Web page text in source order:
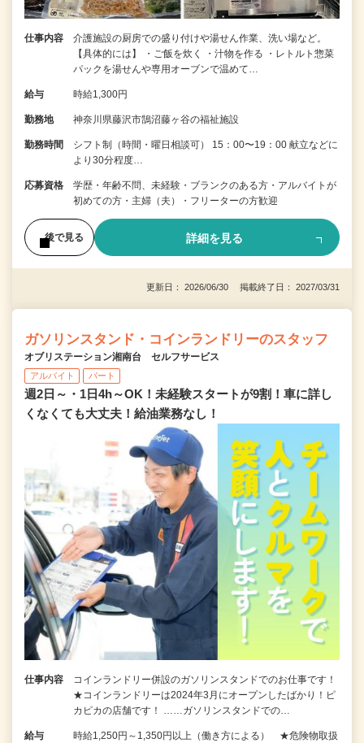
仕事内容
介護施設の厨房での盛り付けや湯せん作業、洗い場など。
【具体的には】 ・ご飯を炊く ・汁物を作る ・レトルト惣菜
パックを湯せんや専用オーブンで温めて…
給与 時給1,300円
勤務地 神奈川県藤沢市鵠沼藤ヶ谷の福祉施設
勤務時間
シフト制（時間・曜日相談可） 15：00〜19：00 献立などに
より30分程度…
応募資格
学歴・年齢不問、未経験・ブランクのある方・アルバイトが
初めての方・主婦（夫）・フリーターの方歓迎
後で見る 詳細を見る
更新日： 2026/06/30 掲載終了日： 2027/03/31
ガソリンスタンド・コインランドリーのスタッフ
オブリステーション湘南台 セルフサービス
アルバイト パート
週2日～・1日4h～OK！未経験スタートが9割！車に詳し
くなくても大丈夫！給油業務なし！
仕事内容
コインランドリー併設のガソリンスタンドでのお仕事です！
★コインランドリーは2024年3月にオープンしたばかり！ピ
カピカの店舗です！ ……ガソリンスタンドでの…
給与
時給1,250円～1,350円以上（働き方による） ★危険物取扱